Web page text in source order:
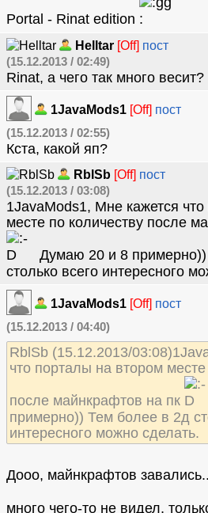
Portal - Rinat edition
Helltar [Off] пост
(15.12.2013 / 02:49)
Rinat, а чего так много весит?
1JavaMods1 [Off] пост
(15.12.2013 / 02:55)
Кста, какой яп?
RblSb [Off] пост
(15.12.2013 / 03:08)
1JavaMods1, Мне кажется
месте по количеству после
Думаю 20 и 8
столько всего интересного
1JavaMods1 [Off] пост
(15.12.2013 / 04:40)
RblSb (15.12.2013/
что порталы на втором
после майнкрафтов на пк
примерно)) Тем более в 2д
интересного можно сделать.
Дооо, майнкрафтов
много чего-то не видел,